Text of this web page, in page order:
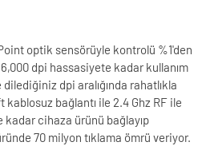
optik sensörüyle kontrolü %1'den
dpi hassasiyete kadar kullanım
dpi aralığında rahatlıkla
bağlantı ile 2.4 Ghz RF ile
cihaza ürünü bağlayıp
70 milyon tıklama ömrü veriyor.